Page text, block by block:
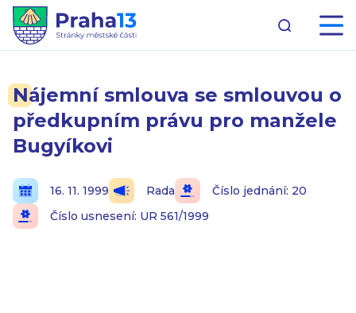
Nájemní smlouva se smlouvou o
předkupním právu pro manžele
Bugyíkovi
16. 11. 1999 Rada
Číslo jednání: 20
Číslo usnesení: UR 561/1999